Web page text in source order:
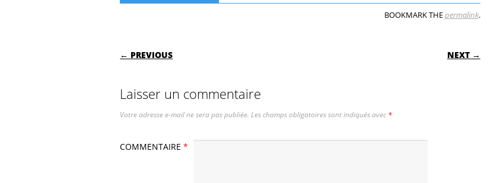
BOOKMARK THEpermalink.
POST NAVIGATION
← PREVIOUS NEXT →
Laisser un commentaire
Votre adresse e-mail ne sera pas publiée. Les champs obligatoires sont indiqués avec*
COMMENTAIRE*